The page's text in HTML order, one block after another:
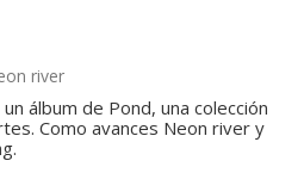
river
álbum de Pond, una colección
Como avances Neon river y